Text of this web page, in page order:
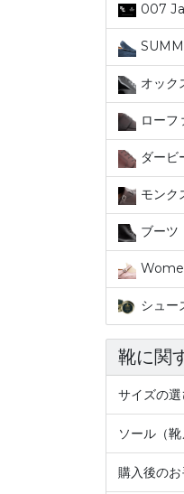
007
オック
ローフ
ダービ
モンク
ブーツ
シュー
靴に関
サイズの
ソール（
購入後の